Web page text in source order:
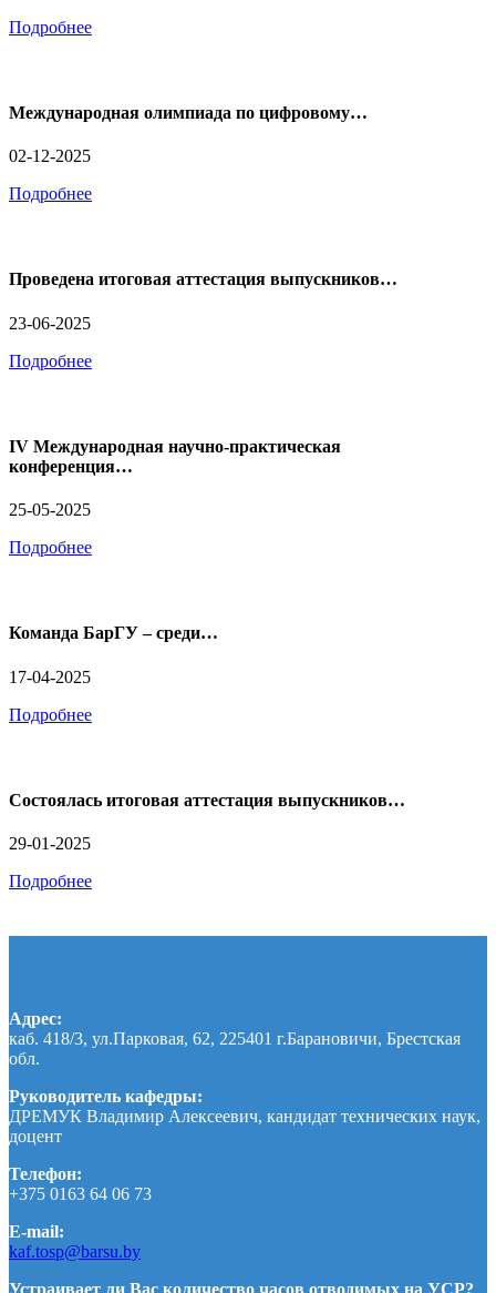
Подробнее
Международная олимпиада по цифровому…
02-12-2025
Подробнее
Проведена итоговая аттестация выпускников…
23-06-2025
Подробнее
IV Международная научно-практическая
конференция…
25-05-2025
Подробнее
Команда БарГУ – среди…
17-04-2025
Подробнее
Состоялась итоговая аттестация выпускников…
29-01-2025
Подробнее
Адрес:
каб. 418/3, ул.Парковая, 62, 225401 г.Барановичи, Брестская
обл.
Руководитель кафедры:
ДРЕМУК Владимир Алексеевич, кандидат технических наук,
доцент
Телефон:
+375 0163 64 06 73
E-mail:
kaf.tosp@barsu.by